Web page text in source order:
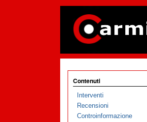
Contenuti
Interventi
Recensioni
Controinformazione